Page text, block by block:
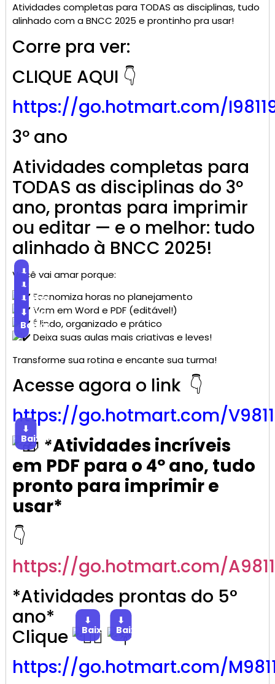
Atividades completas para TODAS as disciplinas, tudo
alinhado com a BNCC 2025 e prontinho pra usar!
Corre pra ver:
CLIQUE AQUI 👇
https://go.hotmart.com/
3º ano
Atividades completas para
TODAS as disciplinas do 3º
ano, prontas para imprimir
ou editar — e o melhor: tudo
alinhado à BNCC 2025!
Você vai amar porque:
⬇
Baixar
Economiza horas no planejamento
⬇
Baixar
Vem em Word e PDF (editável!)
⬇
Baixar
É lindo, organizado e prático
⬇
Baixar
Deixa suas aulas mais criativas e leves!
Transforme sua rotina e encante sua turma!
Acesse agora o link 👇
https://go.hotmart.com/
⬇
Baixar*Atividades incríveis
em PDF para o 4º ano, tudo
pronto para imprimir e
usar*
👇
https://go.hotmart.com/
*Atividades prontas do 5°
ano*
Clique
⬇
Baixar
⬇
Baixar
https://go.hotmart.com/